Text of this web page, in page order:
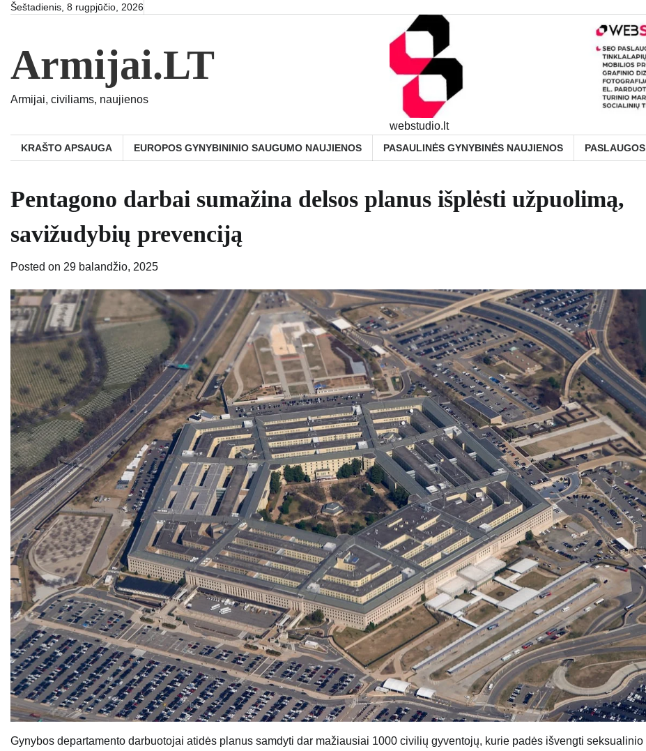
SkipŠeštadienis, 8 rugpjūčio, 2026
Armijai.LT
Armijai, civiliams, naujienos
webstudio.lt
KRAŠTO APSAUGA EUROPOS GYNYBININIO SAUGUMO NAUJIENOS PASAULINĖS GYNYBINĖS NAUJIENOS PASLAUGOS
Pentagono darbai sumažina delsos planus išplėsti užpuolimą,
savižudybių prevenciją
Posted on 29 balandžio, 2025
Gynybos departamento darbuotojai atidės planus samdyti dar mažiausiai 1000 civilių gyventojų, kurie padės išvengti seksualinio